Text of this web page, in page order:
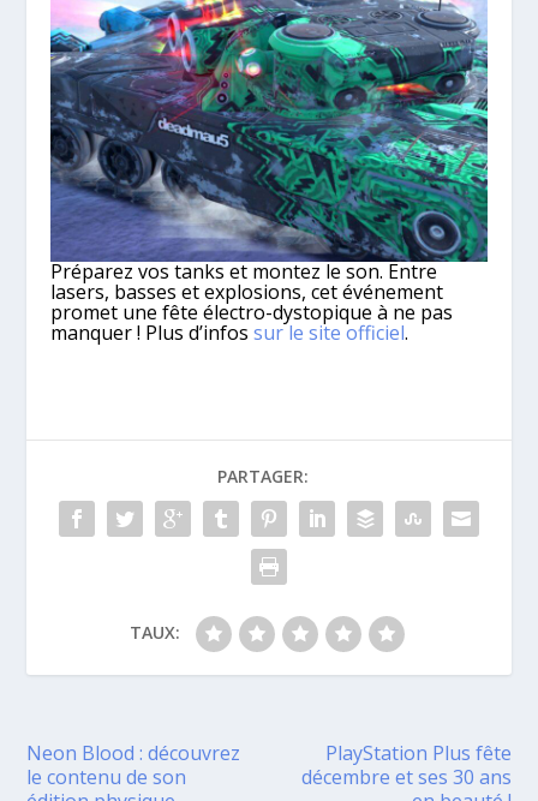
Préparez vos tanks et montez le son. Entre
lasers, basses et explosions, cet événement
promet une fête électro-dystopique à ne pas
manquer ! Plus d’infossur le site officiel.
PARTAGER:
TAUX:
Neon Blood : découvrez
le contenu de son
PlayStation Plus fête
décembre et ses 30 ans